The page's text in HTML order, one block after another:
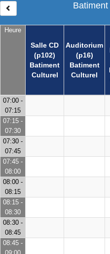
Heure
Salle CD
(p102)
Batiment
Culturel
Auditorium
(p16)
Batiment
Culturel
07:00 -
07:15
07:15 -
07:30
07:30 -
07:45
07:45 -
08:00
08:00 -
08:15
08:15 -
08:30
08:30 -
08:45
08:45 -